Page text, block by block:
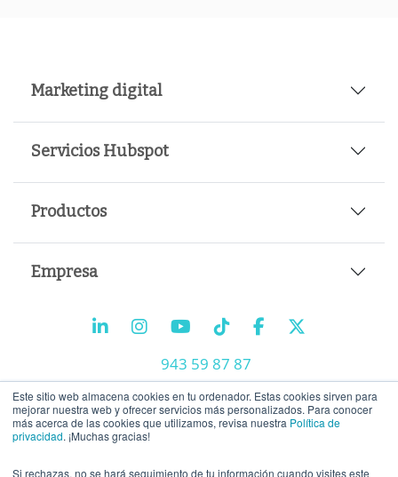
Este sitio web almacena cookies en tu ordenador. Estas cookies sirven para
mejorar nuestra web y ofrecer servicios más personalizados. Para conocer
más acerca de las cookies que utilizamos, revisa nuestra Política de
privacidad. ¡Muchas gracias!
Si rechazas, no se hará seguimiento de tu información cuando visites este
Marketing digital
Servicios Hubspot
Productos
Empresa
943 59 87 87
info@tiralineas.digital
Trabaja con nosotros